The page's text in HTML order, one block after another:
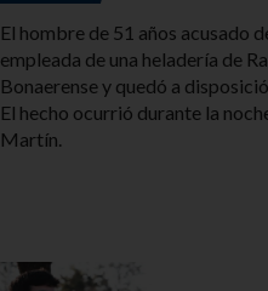
El hombre de 51 años acusado
empleada de una heladería de
Bonaerense y quedó a
El hecho ocurrió durante la
Martín.